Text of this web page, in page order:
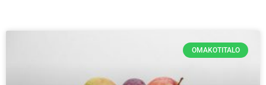
OMAKOTITALO